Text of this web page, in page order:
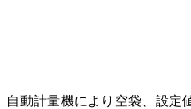
動計量機により空袋、設定